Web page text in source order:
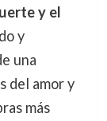
y el
y
una
del amor y
más